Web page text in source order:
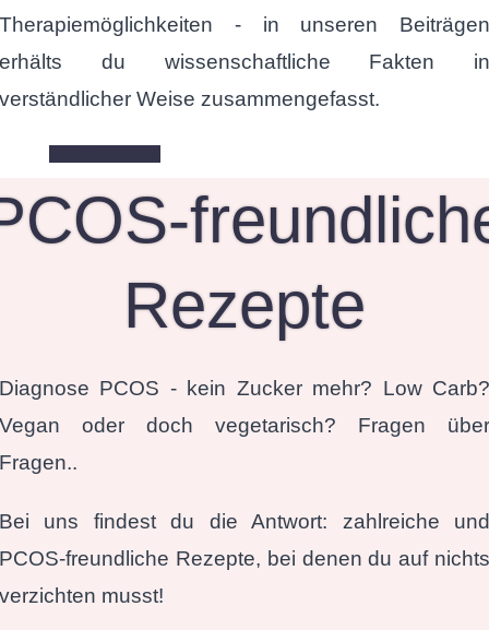
Therapiemöglichkeiten - in unseren Beiträgen
erhälts du wissenschaftliche Fakten in
verständlicher Weise zusammengefasst.
Rezepte
Diagnose PCOS - kein Zucker mehr? Low Carb?
Vegan oder doch vegetarisch? Fragen über
Fragen..
Bei uns findest du die Antwort: zahlreiche und
PCOS-freundliche Rezepte, bei denen du auf nichts
verzichten musst!